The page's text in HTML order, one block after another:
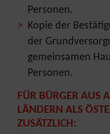
Personen.
Kopie der
der
gemeinsamen
Personen.
FÜR BÜRGER AUS
LÄNDERN ALS
ZUSÄTZLICH: